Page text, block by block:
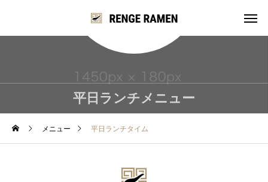
平日ランチメニュー
メニュー 平日ランチタイム